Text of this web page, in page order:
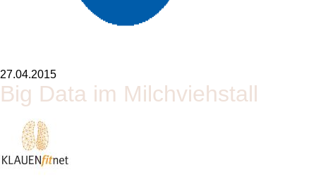
27.04.2015
Big Data im Milchviehstall